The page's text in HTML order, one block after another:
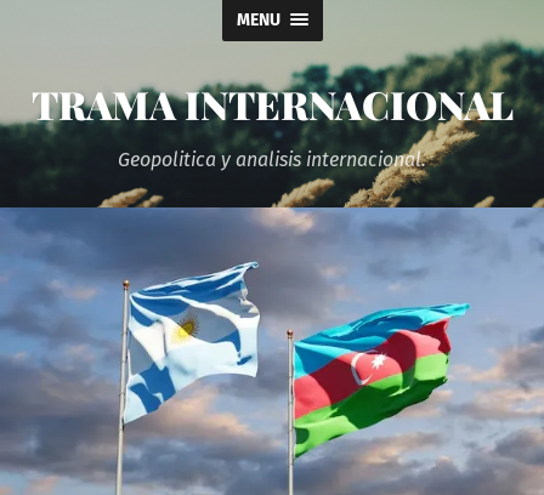
MENU
TRAMA INTERNACIONAL
Geopolitica y analisis internacional.